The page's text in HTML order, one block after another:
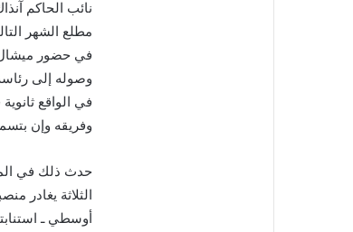
في حضور ميشال
وصوله إلى
في الواقع
وفريقه وإن
حدث ذلك في
الثلاثة يغادر
أوسطي ـ